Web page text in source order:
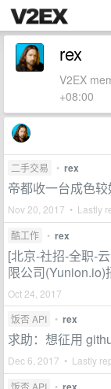
rex
V2EX
+08:00
二手交易 • rex
帝都收一台成色
Nov 20, 2017 • Lastly
酷工作 • rex
[北京-社招-全职-
限公司(Yunion.io)
Oct 24, 2017
饭否 API
• rex
求助：想征用
Dec 6, 2017 • Lastly
饭否 API •